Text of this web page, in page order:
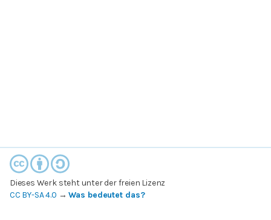
Dieses Werk steht unter der freien Lizenz
CC BY-SA 4.0 →Was bedeutet das?